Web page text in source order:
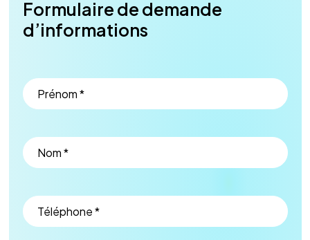
Formulaire de demande
d’informations